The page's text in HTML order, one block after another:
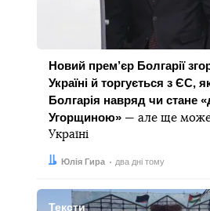
Новий прем’єр Болгарії
Україні й торгується з ЄС,
Болгарія навряд чи стане
Угорщиною» — але ще може
Україні
Автор:Юлія Гира
Дата: два дні тому
Тексти